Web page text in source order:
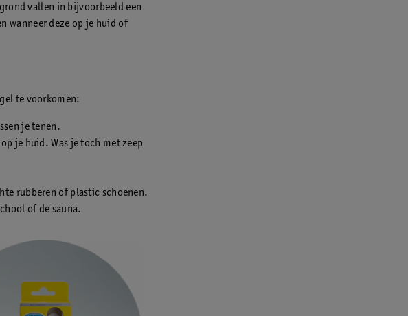
vallen in bijvoorbeeld een
wanneer deze op je huid of
te voorkomen:
je tenen.
je huid. Was je toch met zeep
rubberen of plastic schoenen.
of de sauna.